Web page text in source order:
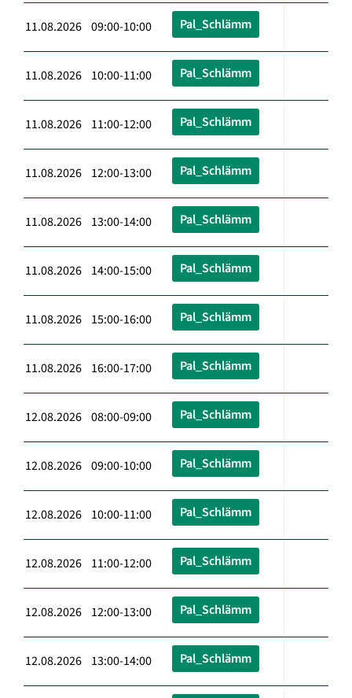
11.08.2026 09:00-10:00 Pal_Schlämm
11.08.2026 10:00-11:00 Pal_Schlämm
11.08.2026 11:00-12:00 Pal_Schlämm
11.08.2026 12:00-13:00 Pal_Schlämm
11.08.2026 13:00-14:00 Pal_Schlämm
11.08.2026 14:00-15:00 Pal_Schlämm
11.08.2026 15:00-16:00 Pal_Schlämm
11.08.2026 16:00-17:00 Pal_Schlämm
12.08.2026 08:00-09:00 Pal_Schlämm
12.08.2026 09:00-10:00 Pal_Schlämm
12.08.2026 10:00-11:00 Pal_Schlämm
12.08.2026 11:00-12:00 Pal_Schlämm
12.08.2026 12:00-13:00 Pal_Schlämm
12.08.2026 13:00-14:00 Pal_Schlämm